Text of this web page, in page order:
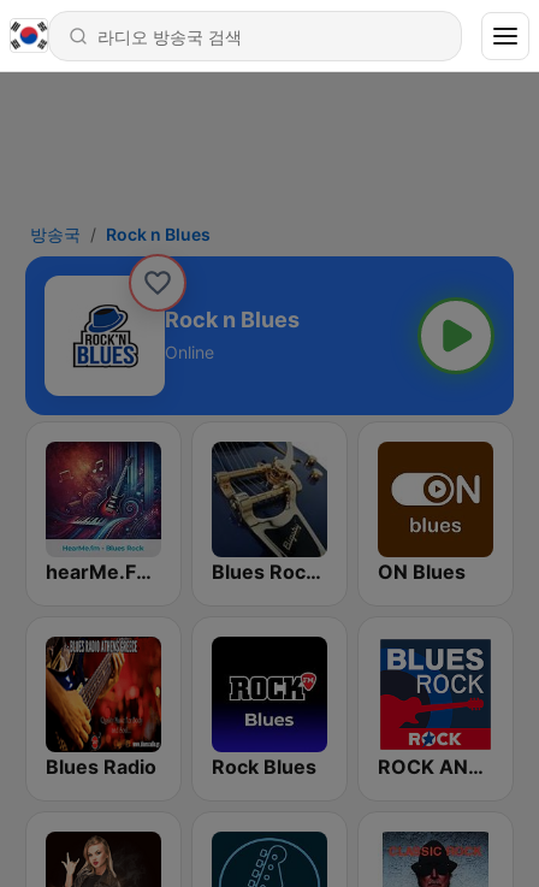
방송국 Rock n Blues
Rock n Blues
Online
hearMe.FM Blues Rock Blues Rock Cafe ON Blues
Blues Radio Rock Blues ROCK ANTENNE Blues Rock